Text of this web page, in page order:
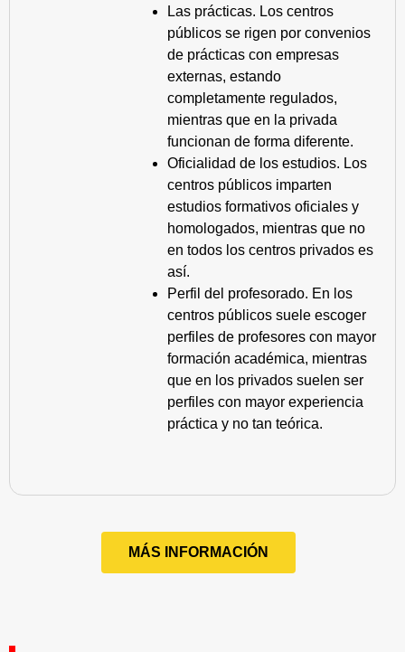
Las prácticas. Los centros
públicos se rigen por convenios
de prácticas con empresas
externas, estando
completamente regulados,
mientras que en la privada
funcionan de forma diferente.
Oficialidad de los estudios. Los
centros públicos imparten
estudios formativos oficiales y
homologados, mientras que no
en todos los centros privados es
así.
Perfil del profesorado. En los
centros públicos suele escoger
perfiles de profesores con mayor
formación académica, mientras
que en los privados suelen ser
perfiles con mayor experiencia
práctica y no tan teórica.
MÁS INFORMACIÓN